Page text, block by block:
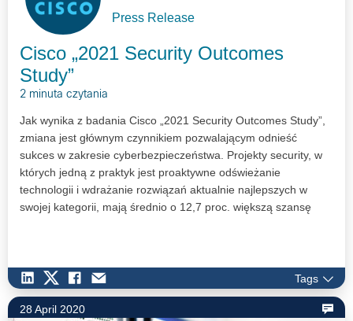
Press Release
Cisco „2021 Security Outcomes
Study”
2 minuta czytania
Jak wynika z badania Cisco „2021 Security Outcomes Study”,
zmiana jest głównym czynnikiem pozwalającym odnieść
sukces w zakresie cyberbezpieczeństwa. Projekty security, w
których jedną z praktyk jest proaktywne odświeżanie
technologii i wdrażanie rozwiązań aktualnie najlepszych w
swojej kategorii, mają średnio o 12,7 proc. większą szansę
Tags
28 April 2020